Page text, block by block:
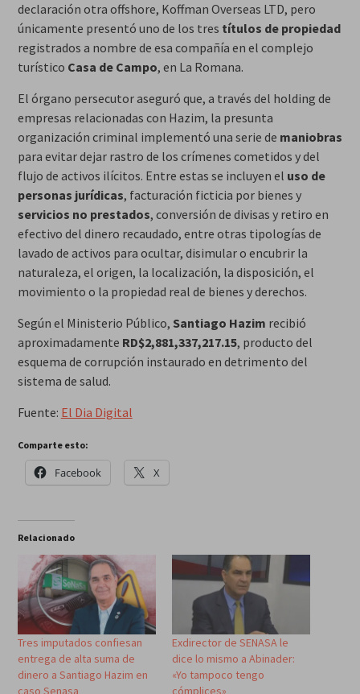
declaración otra offshore, Koffman Overseas LTD, pero
únicamente presentó uno de los tres títulos de propiedad
registrados a nombre de esa compañía en el complejo
turístico Casa de Campo, en La Romana.
El órgano persecutor aseguró que, a través del holding de
empresas relacionadas con Hazim, la presunta
organización criminal implementó una serie de maniobras
para evitar dejar rastro de los crímenes cometidos y del
flujo de activos ilícitos. Entre estas se incluyen el uso de
personas jurídicas, facturación ficticia por bienes y
servicios no prestados, conversión de divisas y retiro en
efectivo del dinero recaudado, entre otras tipologías de
lavado de activos para ocultar, disimular o encubrir la
naturaleza, el origen, la localización, la disposición, el
movimiento o la propiedad real de bienes y derechos.
Según el Ministerio Público, Santiago Hazim recibió
aproximadamente RD$2,881,337,217.15, producto del
esquema de corrupción instaurado en detrimento del
sistema de salud.
Fuente: El Dia Digital
Comparte esto:
Facebook X
Relacionado
Tres imputados confiesan
entrega de alta suma de
dinero a Santiago Hazim en
caso Senasa
Exdirector de SENASA le
dice lo mismo a Abinader:
«Yo tampoco tengo
cómplices»